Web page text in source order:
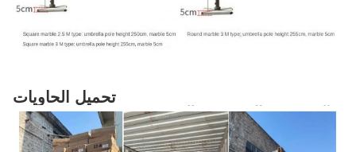
تحميل الحاويات